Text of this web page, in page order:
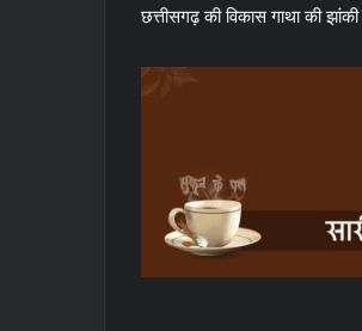
छत्तीसगढ़ की विकास गाथा की